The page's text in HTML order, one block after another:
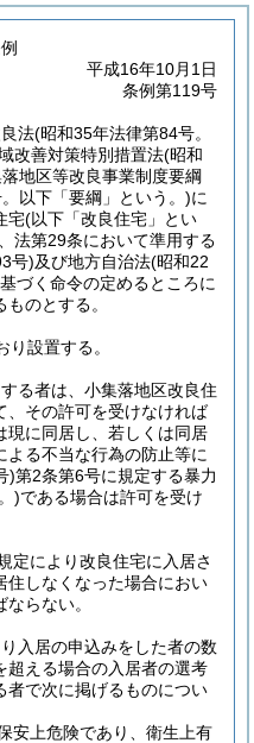
平成16年10月1日
条例第119号
法(昭和35年法律第84号。
改善対策特別措置法(昭和
地区等改良事業制度要綱
以下「要綱」という。)に
宅(以下「改良住宅」とい
法第29条において準用する
号)及び地方自治法(昭和22
づく命令の定めるところに
のとする。
り設置する。
る者は、小集落地区改良住
、その許可を受けなければ
現に同居し、若しくは同居
よる不当な行為の防止等に
)第2条第6号に規定する暴力
)である場合は許可を受け
定により改良住宅に入居さ
住しなくなった場合におい
らない。
入居の申込みをした者の数
超える場合の入居者の選考
者で次に掲げるものについ
安上危険であり、衛生上有